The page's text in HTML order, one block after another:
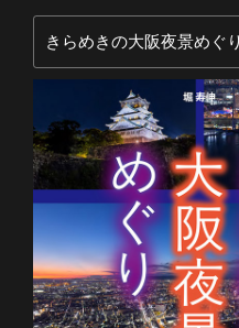
きらめきの大阪夜景めぐり